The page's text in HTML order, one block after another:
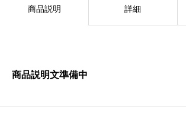
商品説明 詳細
商品説明文準備中